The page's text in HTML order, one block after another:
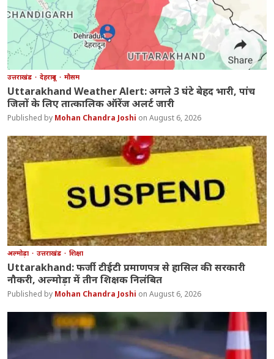
उत्तराखंड देहरादून मौसम
Uttarakhand Weather Alert: अगले 3 घंटे बेहद भारी, पांच
जिलों के लिए तात्कालिक ऑरेंज अलर्ट जारी
Mohan Chandra Joshi August 6, 2026
अल्मोड़ा उत्तराखंड शिक्षा
Uttarakhand: फर्जी टीईटी प्रमाणपत्र से हासिल की सरकारी
नौकरी, अल्मोड़ा में तीन शिक्षक निलंबित
Mohan Chandra Joshi August 6, 2026